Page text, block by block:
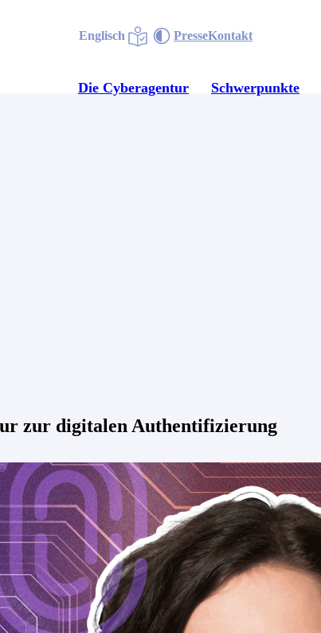
Englisch PresseKontakt
Die Cyberagentur Schwerpunkte
zur digitalen Authentifizierung